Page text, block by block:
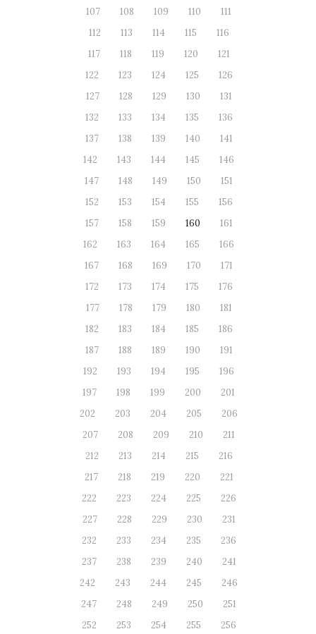
107
108 109 110
111
112
113 114 115
116
117
118 119 120
121
122
123 124 125
126
127
128 129 130
131
132
133 134 135
136
137
138 139 140
141
142
143 144 145
146
147
148 149 150
151
152
153 154 155
156
157
158 159 160
161
162
163 164 165
166
167
168 169 170
171
172
173 174 175
176
177
178 179 180
181
182
183 184 185
186
187
188 189 190
191
192
193 194 195
196
197
198 199 200
201
202
203 204 205
206
207
208 209 210
211
212
213 214 215
216
217
218 219 220
221
222
223 224 225
226
227
228 229 230
231
232
233 234 235
236
237
238 239 240
241
242
243 244 245
246
247
248 249 250
251
252
253 254 255
256